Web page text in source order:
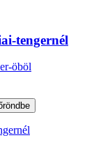
tengernél
öböl